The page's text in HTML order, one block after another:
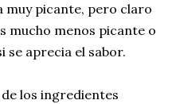
muy picante, pero claro
mucho menos picante o
se aprecia el sabor.
los ingredientes